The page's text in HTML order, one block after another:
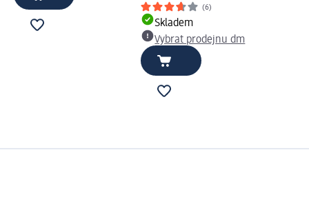
(6)
Skladem
Vybrat prodejnu dm